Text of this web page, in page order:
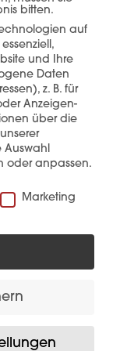
bitten.
auf
und Ihre
Daten
z. B. für
Anzeigen-
über die
Auswahl
oder anpassen.
Marketing